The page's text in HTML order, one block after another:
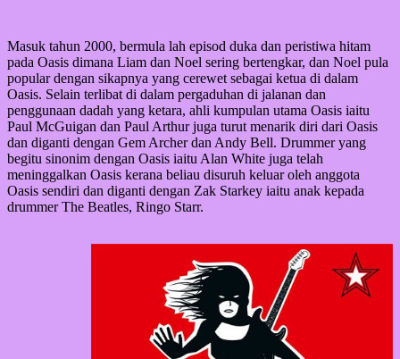
Masuk tahun 2000, bermula lah episod duka dan peristiwa hitam
pada Oasis dimana Liam dan Noel sering bertengkar, dan Noel pula
popular dengan sikapnya yang cerewet sebagai ketua di dalam
Oasis. Selain terlibat di dalam pergaduhan di jalanan dan
penggunaan dadah yang ketara, ahli kumpulan utama Oasis iaitu
Paul McGuigan dan Paul Arthur juga turut menarik diri dari Oasis
dan diganti dengan Gem Archer dan Andy Bell. Drummer yang
begitu sinonim dengan Oasis iaitu Alan White juga telah
meninggalkan Oasis kerana beliau disuruh keluar oleh anggota
Oasis sendiri dan diganti dengan Zak Starkey iaitu anak kepada
drummer The Beatles, Ringo Starr.